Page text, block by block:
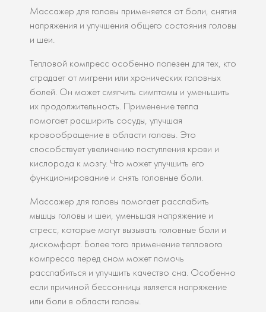
Массажер для головы применяется от боли, снятия
напряжения и улучшения общего состояния головы
и шеи.
Тепловой компресс особенно полезен для тех, кто
страдает от мигрени или хронических головных
болей. Он может смягчить симптомы и уменьшить
их продолжительность. Применение тепла
помогает расширить сосуды, улучшая
кровообращение в области головы. Это
способствует увеличению поступления крови и
кислорода к мозгу. Что может улучшить его
функционирование и снять головные боли.
Массажер для головы помогает расслабить
мышцы головы и шеи, уменьшая напряжение и
стресс, которые могут вызывать головные боли и
дискомфорт. Более того применение теплового
компресса перед сном может помочь
расслабиться и улучшить качество сна. Особенно
если причиной бессонницы является напряжение
или боли в области головы.